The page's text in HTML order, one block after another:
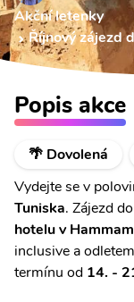
Akční letenky
Říjnový zájezd
Popis akce
🌴 Dovolená
Vydejte se v
Tuniska. Zájezd
hotelu v
inclusive a
termínu od 14. -